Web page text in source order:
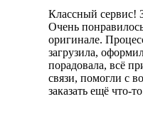
Классный сервис!
Очень
оригинале.
загрузила,
порадовала, всё
связи, помогли с
заказать ещё что-